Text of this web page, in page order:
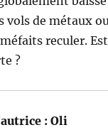
vols de métaux
reculer.
?
:Oli